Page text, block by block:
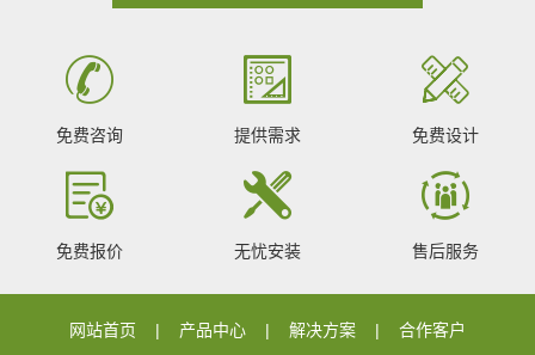
免费咨询 提供需求 免费设计
免费报价 无忧安装 售后服务
网站首页 产品中心 解决方案
合作客户